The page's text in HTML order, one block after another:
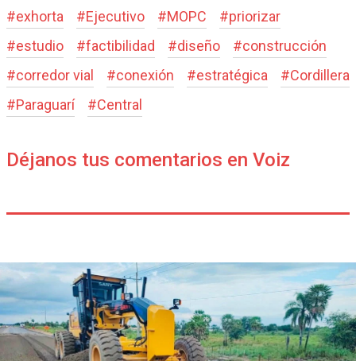
#exhorta #Ejecutivo #MOPC #priorizar
#estudio #factibilidad #diseño #construcción
#corredor vial #conexión #estratégica #Cordillera
#Paraguarí #Central
Déjanos tus comentarios en Voiz